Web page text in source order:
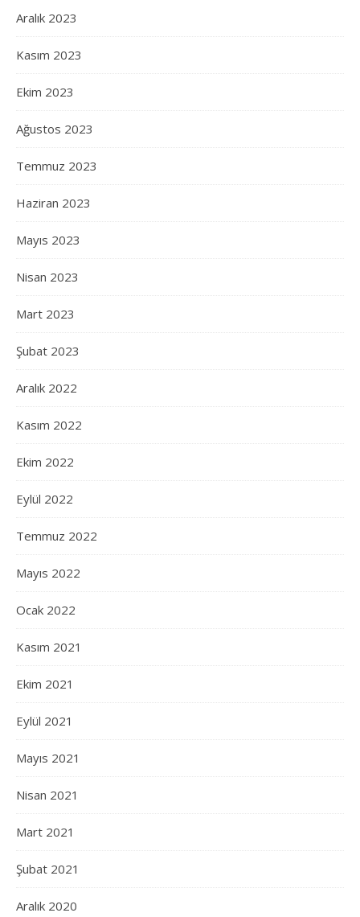
Aralık 2023
Kasım 2023
Ekim 2023
Ağustos 2023
Temmuz 2023
Haziran 2023
Mayıs 2023
Nisan 2023
Mart 2023
Şubat 2023
Aralık 2022
Kasım 2022
Ekim 2022
Eylül 2022
Temmuz 2022
Mayıs 2022
Ocak 2022
Kasım 2021
Ekim 2021
Eylül 2021
Mayıs 2021
Nisan 2021
Mart 2021
Şubat 2021
Aralık 2020